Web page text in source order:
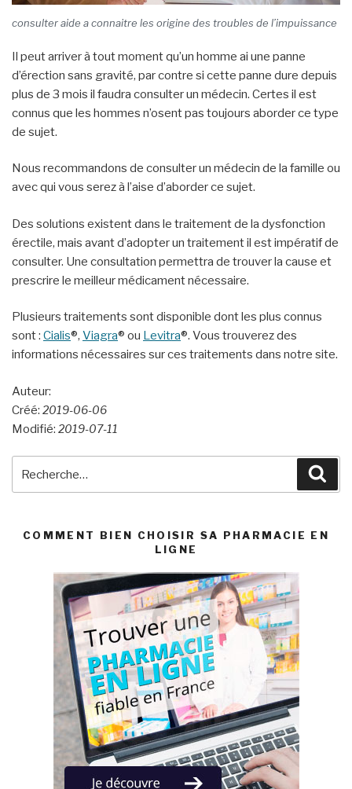
consulter aide a connaitre les origine des troubles de l’impuissance
Il peut arriver à tout moment qu’un homme ai une panne
d’érection sans gravité, par contre si cette panne dure depuis
plus de 3 mois il faudra consulter un médecin. Certes il est
connus que les hommes n’osent pas toujours aborder ce type
de sujet.
Nous recommandons de consulter un médecin de la famille ou
avec qui vous serez à l’aise d’aborder ce sujet.
Des solutions existent dans le traitement de la dysfonction
érectile, mais avant d’adopter un traitement il est impératif de
consulter. Une consultation permettra de trouver la cause et
prescrire le meilleur médicament nécessaire.
Plusieurs traitements sont disponible dont les plus connus
sont : Cialis®, Viagra® ou Levitra®. Vous trouverez des
informations nécessaires sur ces traitements dans notre site.
Auteur:
Créé: 2019-06-06
Modifié: 2019-07-11
COMMENT BIEN CHOISIR SA PHARMACIE EN
LIGNE